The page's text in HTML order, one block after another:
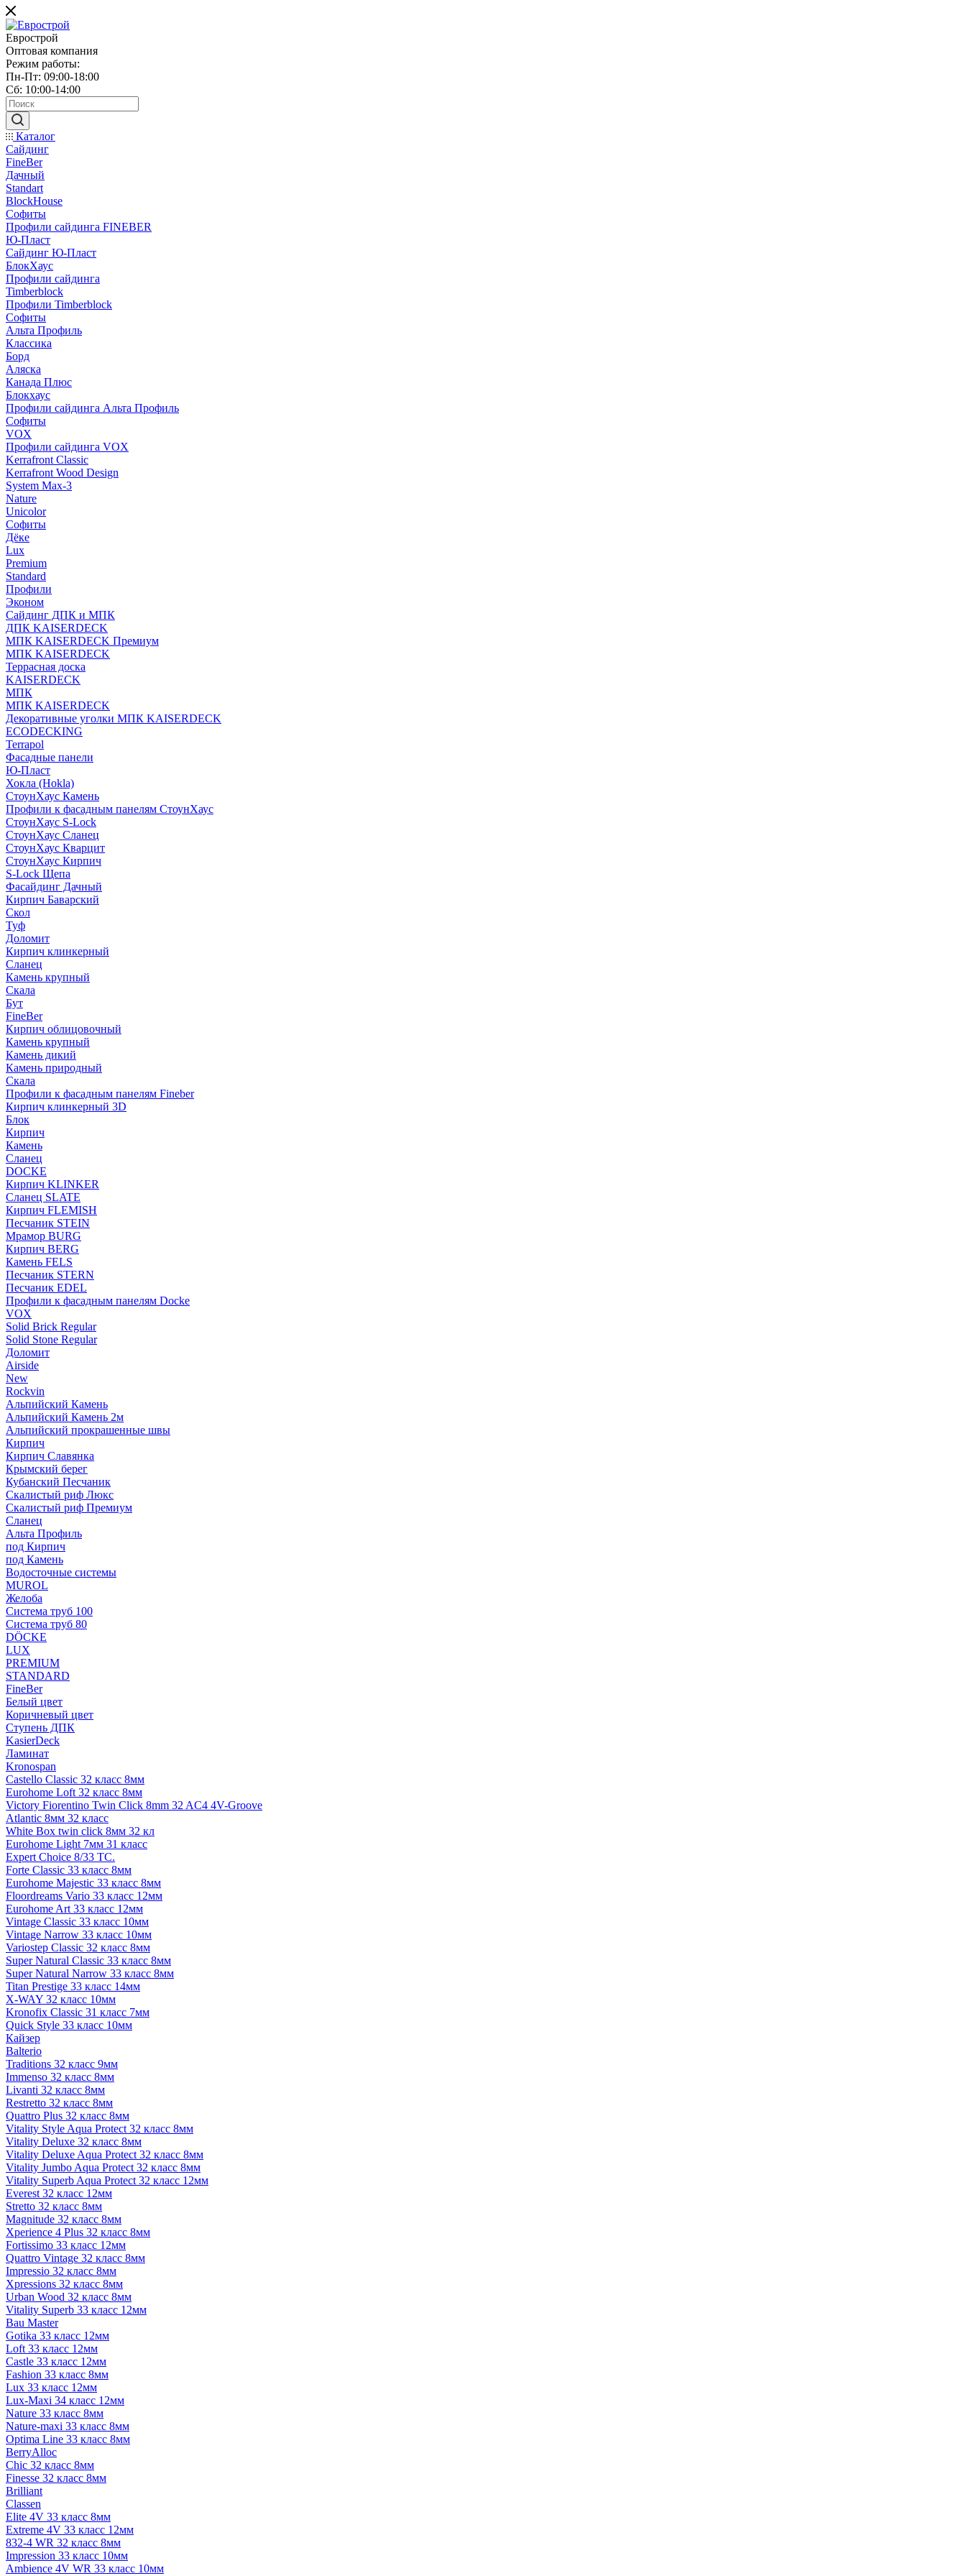
Еврострой
Оптовая компания
Режим работы:
Пн-Пт: 09:00-18:00
Сб: 10:00-14:00
Каталог
Сайдинг
FineBer
Дачный
Standart
BlockHouse
Софиты
Профили сайдинга FINEBER
Ю-Пласт
Сайдинг Ю-Пласт
БлокХаус
Профили сайдинга
Timberblock
Профили Timberblock
Софиты
Альта Профиль
Классика
Борд
Аляска
Канада Плюс
Блокхаус
Профили сайдинга Альта Профиль
Софиты
VOX
Профили сайдинга VOX
Kerrafront Classic
Kerrafront Wood Design
System Max-3
Nature
Unicolor
Софиты
Дёке
Lux
Premium
Standard
Профили
Эконом
Сайдинг ДПК и МПК
ДПК KAISERDECK
МПК KAISERDECK Премиум
МПК KAISERDECK
Террасная доска
KAISERDECK
МПК
МПК KAISERDECK
Декоративные уголки МПК KAISERDECK
ECODECKING
Terrapol
Фасадные панели
Ю-Пласт
Хокла (Hokla)
СтоунХаус Камень
Профили к фасадным панелям СтоунХаус
СтоунХаус S-Lock
СтоунХаус Сланец
СтоунХаус Кварцит
СтоунХаус Кирпич
S-Lock Щепа
Фасайдинг Дачный
Кирпич Баварский
Скол
Туф
Доломит
Кирпич клинкерный
Сланец
Камень крупный
Скала
Бут
FineBer
Кирпич облицовочный
Камень крупный
Камень дикий
Камень природный
Скала
Профили к фасадным панелям Fineber
Кирпич клинкерный 3D
Блок
Кирпич
Камень
Сланец
DOCKE
Кирпич KLINKER
Сланец SLATE
Кирпич FLEMISH
Пес­ча­ник STEIN
Мрамор BURG
Кирпич BERG
Камень FELS
Пес­ча­ник STERN
Пес­ча­ник EDEL
Профили к фасадным панелям Docke
VOX
Solid Brick Regular
Solid Stone Regular
Доломит
Airside
New
Rockvin
Альпийский Камень
Альпийский Камень 2м
Альпийский прокрашенные швы
Кирпич
Кирпич Славянка
Крымский берег
Кубанский Песчаник
Скалистый риф Люкс
Скалистый риф Премиум
Сланец
Альта Профиль
под Кирпич
под Камень
Водосточные системы
MUROL
Желоба
Система труб 100
Система труб 80
DÖCKE
LUX
PREMIUM
STANDARD
FineBer
Белый цвет
Коричневый цвет
Ступень ДПК
KasierDeck
Ламинат
Kronospan
Castello Classic 32 класс 8мм
Eurohome Loft 32 класс 8мм
Victory Fiorentino Twin Click 8mm 32 AC4 4V-Groove
Atlantic 8мм 32 класс
White Box twin click 8мм 32 кл
Eurohome Light 7мм 31 класс
Expert Choice 8/33 TC.
Forte Classic 33 класс 8мм
Eurohome Majestic 33 класс 8мм
Floordreams Vario 33 класс 12мм
Eurohome Art 33 класс 12мм
Vintage Classic 33 класс 10мм
Vintage Narrow 33 класс 10мм
Variostep Classic 32 класс 8мм
Super Natural Classic 33 класс 8мм
Super Natural Narrow 33 класс 8мм
Titan Prestige 33 класс 14мм
X-WAY 32 класс 10мм
Kronofix Classic 31 класс 7мм
Quick Style 33 класс 10мм
Кайзер
Balterio
Traditions 32 класс 9мм
Immenso 32 класс 8мм
Livanti 32 класс 8мм
Restretto 32 класс 8мм
Quattro Plus 32 класс 8мм
Vitality Style Aqua Protect 32 класс 8мм
Vitality Deluxe 32 класс 8мм
Vitality Deluxe Aqua Protect 32 класс 8мм
Vitality Jumbo Aqua Protect 32 класс 8мм
Vitality Superb Aqua Protect 32 класс 12мм
Everest 32 класс 12мм
Stretto 32 класс 8мм
Magnitude 32 класс 8мм
Xperience 4 Plus 32 класс 8мм
Fortissimo 33 класс 12мм
Quattro Vintage 32 класс 8мм
Impressio 32 класс 8мм
Xpressions 32 класс 8мм
Urban Wood 32 класс 8мм
Vitality Superb 33 класс 12мм
Bau Master
Gotika 33 класс 12мм
Loft 33 класс 12мм
Castle 33 класс 12мм
Fashion 33 класс 8мм
Lux 33 класс 12мм
Lux-Maxi 34 класс 12мм
Nature 33 класс 8мм
Nature-maxi 33 класс 8мм
Optima Line 33 класс 8мм
BerryAlloc
Chic 32 класс 8мм
Finesse 32 класс 8мм
Brilliant
Classen
Elite 4V 33 класс 8мм
Extreme 4V 33 класс 12мм
832-4 WR 32 класс 8мм
Impression 33 класс 10мм
Ambience 4V WR 33 класс 10мм